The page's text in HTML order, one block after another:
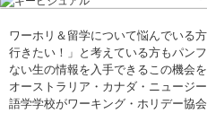
ワーホリ＆留学について悩んでいる
行きたい！」と考えている方もパン
ない生の情報を入手できるこの機会
オーストラリア・カナダ・ニュージ
語学学校がワーキング・ホリデー協